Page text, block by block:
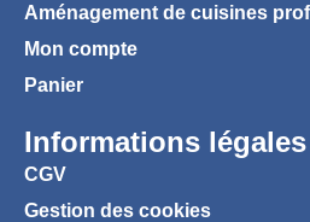
Aménagement de cuisines
Mon compte
Panier
Informations légales
CGV
Gestion des cookies